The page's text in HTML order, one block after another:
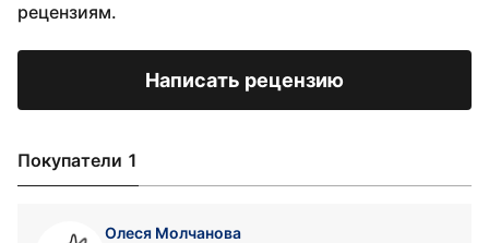
рецензиям.
Написать рецензию
Покупатели 1
Олеся Молчанова